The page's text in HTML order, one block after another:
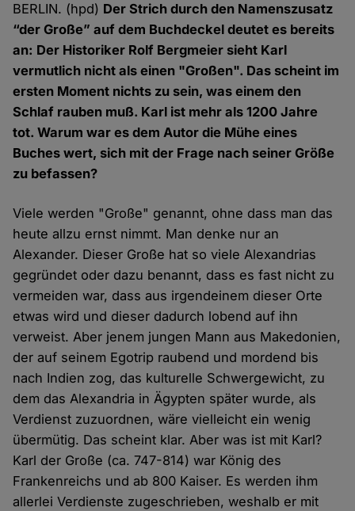
BERLIN. (hpd) Der Strich durch den Namenszusatz
“der Große” auf dem Buchdeckel deutet es bereits
an: Der Historiker Rolf Bergmeier sieht Karl
vermutlich nicht als einen "Großen". Das scheint im
ersten Moment nichts zu sein, was einem den
Schlaf rauben muß. Karl ist mehr als 1200 Jahre
tot. Warum war es dem Autor die Mühe eines
Buches wert, sich mit der Frage nach seiner Größe
zu befassen?
Viele werden "Große" genannt, ohne dass man das
heute allzu ernst nimmt. Man denke nur an
Alexander. Dieser Große hat so viele Alexandrias
gegründet oder dazu benannt, dass es fast nicht zu
vermeiden war, dass aus irgendeinem dieser Orte
etwas wird und dieser dadurch lobend auf ihn
verweist. Aber jenem jungen Mann aus Makedonien,
der auf seinem Egotrip raubend und mordend bis
nach Indien zog, das kulturelle Schwergewicht, zu
dem das Alexandria in Ägypten später wurde, als
Verdienst zuzuordnen, wäre vielleicht ein wenig
übermütig. Das scheint klar. Aber was ist mit Karl?
Karl der Große (ca. 747-814) war König des
Frankenreichs und ab 800 Kaiser. Es werden ihm
allerlei Verdienste zugeschrieben, weshalb er mit